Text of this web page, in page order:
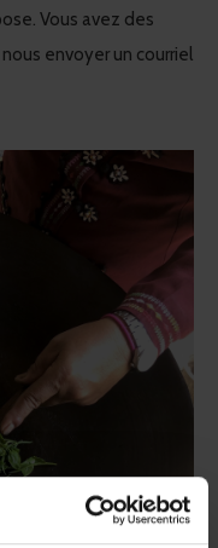
Vous avez des
envoyer un courriel